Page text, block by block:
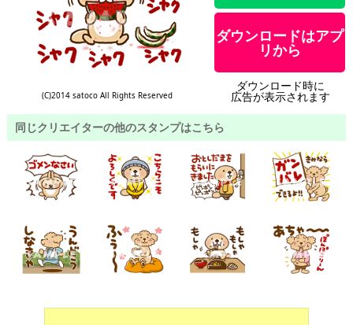
(C)2014 satoco All Rights Reserved
ダウンロードはアプ
リから
ダウンロード時に
広告が表示されます
同じクリエイターの他のスタンプはこちら